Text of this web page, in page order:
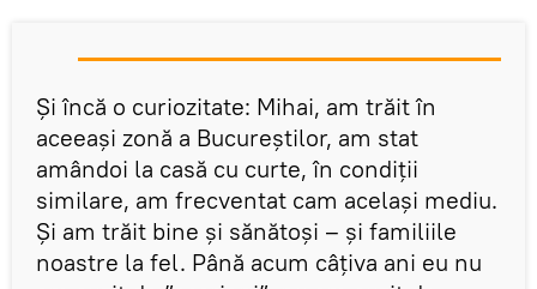
Și încă o curiozitate: Mihai, am trăit în
aceeași zonă a Bucureștilor, am stat
amândoi la casă cu curte, în condiții
similare, am frecventat cam același mediu.
Și am trăit bine și sănătoși – și familiile
noastre la fel. Până acum câțiva ani eu nu